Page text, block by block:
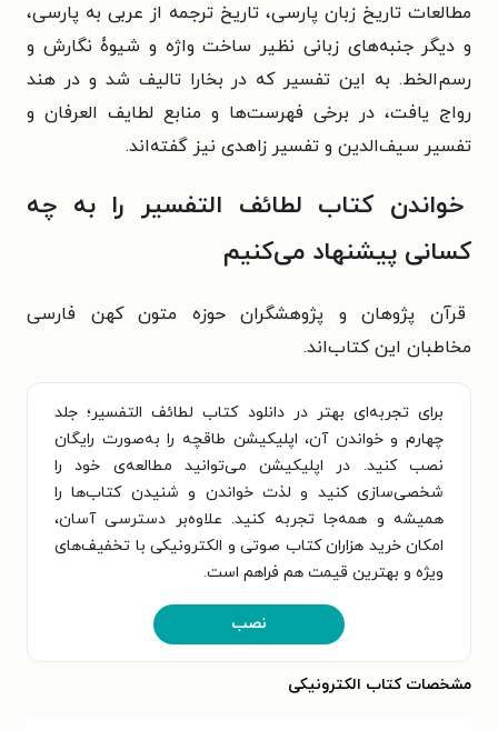
مطالعات تاریخ زبان پارسی، تاریخ ترجمه از عربی به پارسی،
و دیگر جنبه‌های زبانی نظیر ساخت واژه و شیوۀ نگارش و
رسم‌الخط. به این تفسیر که در بخارا تالیف شد و در هند
رواج یافت، در برخی فهرست‌ها و منابع لطایف العرفان و
تفسیر سیف‌الدین و تفسیر زاهدی نیز گفته‌اند.
خواندن کتاب لطائف التفسیر را به چه
کسانی پیشنهاد می‌کنیم
قرآن پژوهان و پژوهشگران حوزه متون کهن فارسی
مخاطبان این کتاب‌اند.
برای تجربه‌ای بهتر در دانلود کتاب لطائف التفسیر؛ جلد
چهارم و خواندن آن، اپلیکیشن طاقچه را به‌صورت رایگان
نصب کنید. در اپلیکیشن می‌توانید مطالعه‌ی خود را
شخصی‌سازی کنید و لذت خواندن و شنیدن کتاب‌ها را
همیشه و همه‌جا تجربه کنید. علاوه‌بر دسترسی آسان،
امکان خرید هزاران کتاب صوتی و الکترونیکی با تخفیف‌های
ویژه و بهترین قیمت هم فراهم است.
نصب
مشخصات کتاب الکترونیکی